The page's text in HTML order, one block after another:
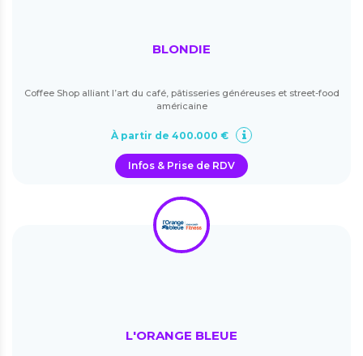
BLONDIE
Coffee Shop alliant l’art du café, pâtisseries généreuses et street-food
américaine
À partir de 400.000 €
Infos & Prise de RDV
L'ORANGE BLEUE